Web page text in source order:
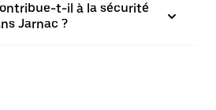
t-il à la sécurité
Jarnac ?